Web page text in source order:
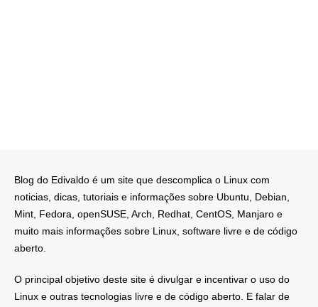
Blog do Edivaldo é um site que descomplica o Linux com
noticias, dicas, tutoriais e informações sobre Ubuntu, Debian,
Mint, Fedora, openSUSE, Arch, Redhat, CentOS, Manjaro e
muito mais informações sobre Linux, software livre e de código
aberto.
O principal objetivo deste site é divulgar e incentivar o uso do
Linux e outras tecnologias livre e de código aberto. E falar de